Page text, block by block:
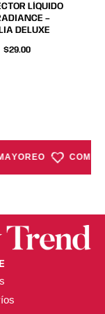
en
la
página
LÍQUIDO
–
DELUXE
$29.00
en
la
página